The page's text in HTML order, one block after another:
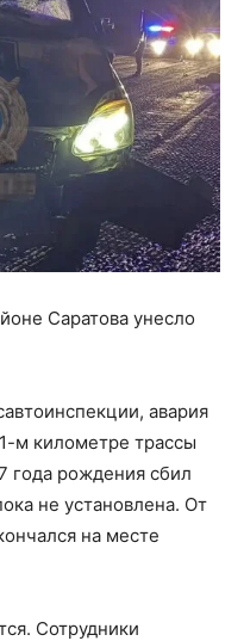
Саратова унесло
авария
м километре трассы
года рождения сбил
не установлена. От
на месте
Сотрудники